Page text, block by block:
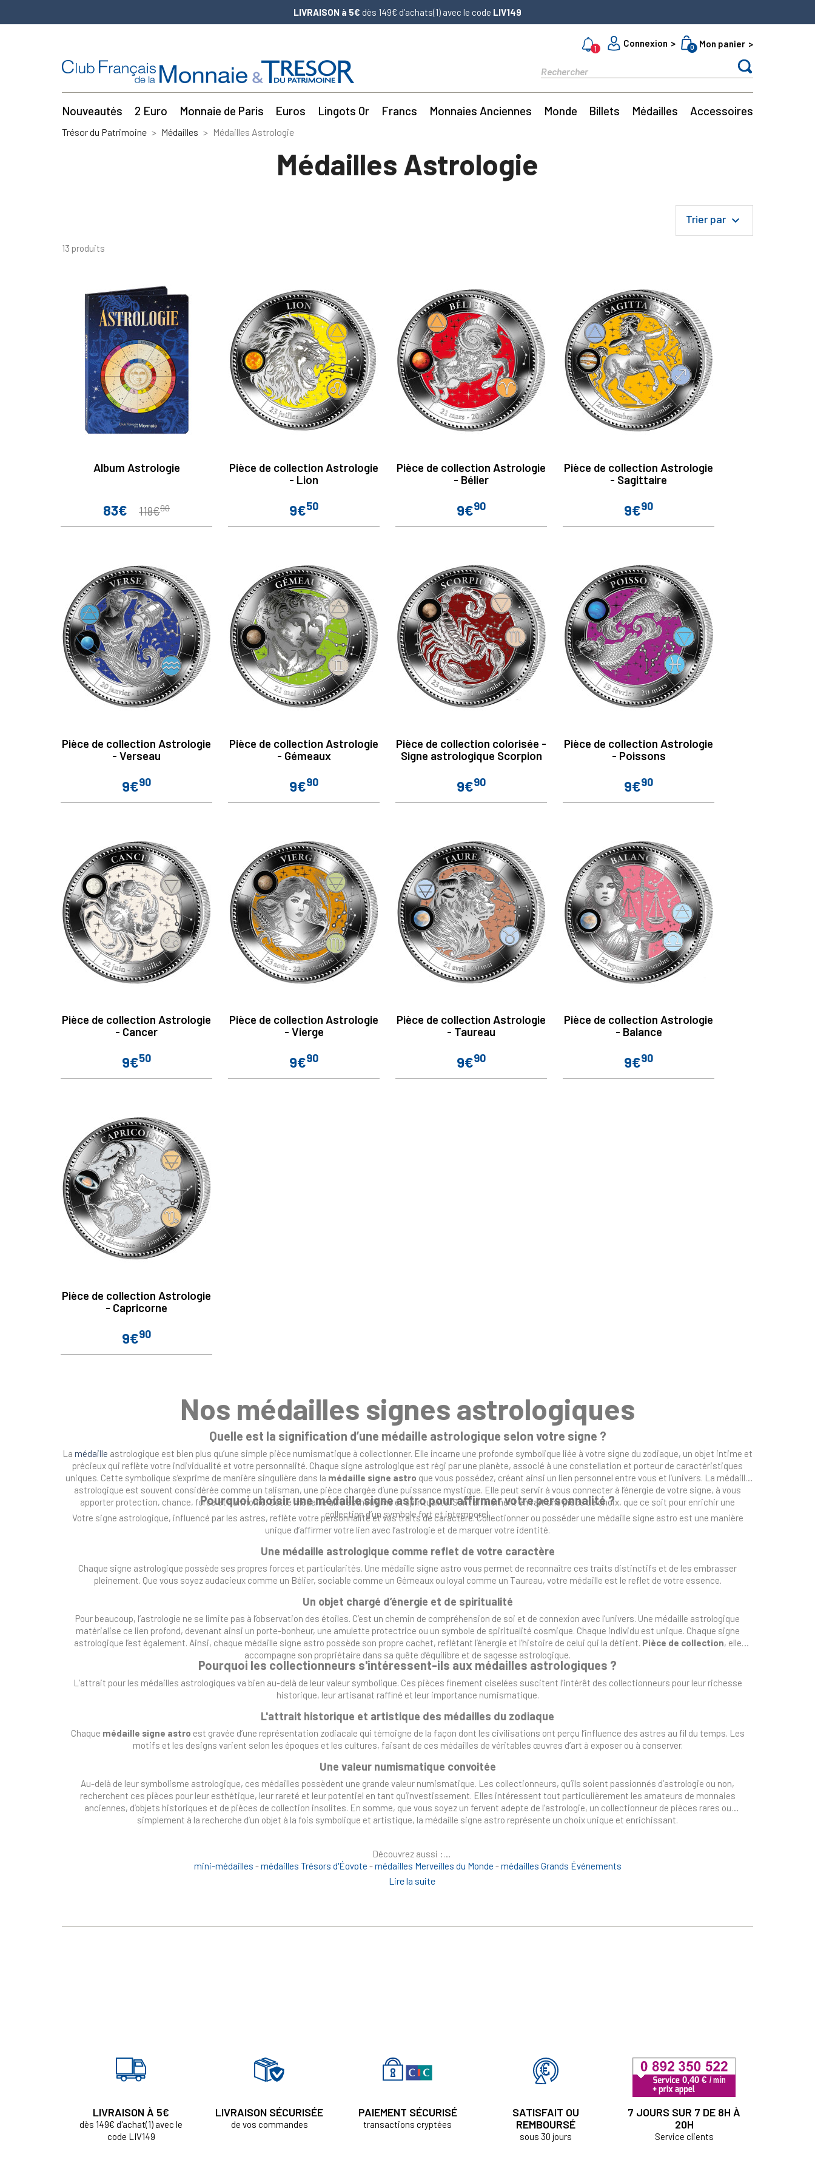
LIVRAISON à 5€ dès 149€ d’achats(1) avec le code LIV149
1
Connexion 0 Mon panier
Nouveautés 2 Euro Monnaie de Paris Euros Lingots Or Francs Monnaies Anciennes Monde Billets Médailles Accessoires
Trésor du Patrimoine Médailles Médailles Astrologie
Médailles Astrologie
Trier par keyboard_arrow_down
13 produits
Album Astrologie
Prix
83€
Prix
118€90
Pièce de collection Astrologie
- Lion
Prix
9€50
Pièce de collection Astrologie
- Bélier
Prix
9€90
Pièce de collection Astrologie
- Sagittaire
Prix
9€90
Pièce de collection Astrologie
- Verseau
Prix
9€90
Pièce de collection Astrologie
- Gémeaux
Prix
9€90
Pièce de collection colorisée -
Signe astrologique Scorpion
Prix
9€90
Pièce de collection Astrologie
- Poissons
Prix
9€90
Pièce de collection Astrologie
- Cancer
Prix
9€50
Pièce de collection Astrologie
- Vierge
Prix
9€90
Pièce de collection Astrologie
- Taureau
Prix
9€90
Pièce de collection Astrologie
- Balance
Prix
9€90
Pièce de collection Astrologie
- Capricorne
Prix
9€90
Nos médailles signes astrologiques
Quelle est la signification d’une médaille astrologique selon votre signe ?
La médaille astrologique est bien plus qu’une simple pièce numismatique à collectionner. Elle incarne une profonde symbolique liée à votre signe du zodiaque, un objet intime et
précieux qui reflète votre individualité et votre personnalité. Chaque signe astrologique est régi par une planète, associé à une constellation et porteur de caractéristiques
uniques. Cette symbolique s’exprime de manière singulière dans la médaille signe astro que vous possédez, créant ainsi un lien personnel entre vous et l’univers. La médaille
astrologique est souvent considérée comme un talisman, une pièce chargée d’une puissance mystique. Elle peut servir à vous connecter à l’énergie de votre signe, à vous
apporter protection, chance, force et harmonie. Cette médaille allie esthétisme et spiritualité. Son raffinement en fait une pièce de choix, que ce soit pour enrichir une
collection d’un symbole fort et intemporel.
Pourquoi choisir une médaille signe astro pour affirmer votre personnalité ?
Votre signe astrologique, influencé par les astres, reflète votre personnalité et vos traits de caractère. Collectionner ou posséder une médaille signe astro est une manière
unique d’affirmer votre lien avec l’astrologie et de marquer votre identité.
Une médaille astrologique comme reflet de votre caractère
Chaque signe astrologique possède ses propres forces et particularités. Une médaille signe astro vous permet de reconnaître ces traits distinctifs et de les embrasser
pleinement. Que vous soyez audacieux comme un Bélier, sociable comme un Gémeaux ou loyal comme un Taureau, votre médaille est le reflet de votre essence.
Un objet chargé d’énergie et de spiritualité
Pour beaucoup, l’astrologie ne se limite pas à l’observation des étoiles. C’est un chemin de compréhension de soi et de connexion avec l’univers. Une médaille astrologique
matérialise ce lien profond, devenant ainsi un porte-bonheur, une amulette protectrice ou un symbole de spiritualité cosmique. Chaque individu est unique. Chaque signe
astrologique l’est également. Ainsi, chaque médaille signe astro possède son propre cachet, reflétant l’énergie et l’histoire de celui qui la détient. Pièce de collection, elle
accompagne son propriétaire dans sa quête d’équilibre et de sagesse astrologique.
Pourquoi les collectionneurs s'intéressent-ils aux médailles astrologiques ?
L’attrait pour les médailles astrologiques va bien au-delà de leur valeur symbolique. Ces pièces finement ciselées suscitent l’intérêt des collectionneurs pour leur richesse
historique, leur artisanat raffiné et leur importance numismatique.
L'attrait historique et artistique des médailles du zodiaque
Chaque médaille signe astro est gravée d’une représentation zodiacale qui témoigne de la façon dont les civilisations ont perçu l’influence des astres au fil du temps. Les
motifs et les designs varient selon les époques et les cultures, faisant de ces médailles de véritables œuvres d’art à exposer ou à conserver.
Une valeur numismatique convoitée
Au-delà de leur symbolisme astrologique, ces médailles possèdent une grande valeur numismatique. Les collectionneurs, qu’ils soient passionnés d’astrologie ou non,
recherchent ces pièces pour leur esthétique, leur rareté et leur potentiel en tant qu’investissement. Elles intéressent tout particulièrement les amateurs de monnaies
anciennes, d’objets historiques et de pièces de collection insolites. En somme, que vous soyez un fervent adepte de l’astrologie, un collectionneur de pièces rares ou
simplement à la recherche d’un objet à la fois symbolique et artistique, la médaille signe astro représente un choix unique et enrichissant.
Découvrez aussi :
mini-médailles -médailles Trésors d'Égypte -médailles Merveilles du Monde -médailles Grands Événements
Lire la suite
LIVRAISON À 5€
dès 149€ d'achat(1) avec le
code LIV149
LIVRAISON SÉCURISÉE
de vos commandes
PAIEMENT SÉCURISÉ
transactions cryptées
SATISFAIT OU
REMBOURSÉ
sous 30 jours
7 JOURS SUR 7 DE 8H À
20H
Service clients